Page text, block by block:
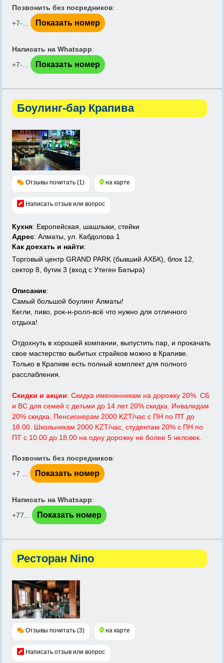
Позвонить без посредников:
+7-...
Показать номер
Написать на Whatsapp:
+7-...
Показать номер
Боулинг-бар Крапива
Отзывы почитать (1) на карте
Написать отзыв или вопрос
Кухня: Европейская, шашлыки, стейки
Адрес: Алматы, ул. Кабдолова 1
Как доехать и найти:
Торговый центр GRAND PARK (бывший АХБК), блок 12,
сектор 8, бутик 3 (вход с Утеген Батыра)
Описание:
Самый большой боулинг Алматы!
Кегли, пиво, рок-н-ролл-всё что нужно для отличного
отдыха!
Отдохнуть в хорошей компании, выпустить пар, и прокачать
свое мастерство выбитых страйков можно в Крапиве.
Только в Крапиве есть полный комплект для полного
расслабления.
Скидки и акции: Скидка именинникам на дорожку 20%. СБ
и ВС для семей с детьми до 14 лет 20% скидка. Инвалидам
20% скидка. Пенсионерам 2000 KZT/час с ПН по ПТ до
18.00. Школьникам 2000 KZT/час, студентам 20% с ПН по
ПТ с 10.00 до 18.00 на одну дорожку не более 5 человек.
Позвонить без посредников:
+7 ...
Показать номер
Написать на Whatsapp:
+77...
Показать номер
Ресторан Nino
Отзывы почитать (3) на карте
Написать отзыв или вопрос